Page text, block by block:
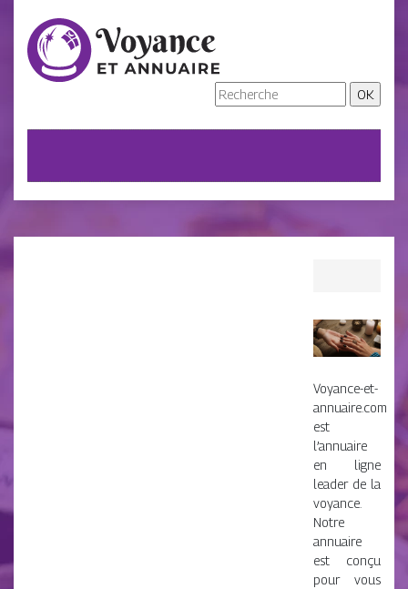
Voyance-et-
annuaire.com
est
l’annuaire
en ligne
leader de la
voyance.
Notre
annuaire
est conçu
pour vous